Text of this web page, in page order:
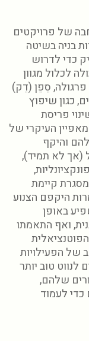
של פרויקטים
בניה בשיטה
כדי לדרוש
לכלול מגוון
סֵפֵן (דֵק)
כגון שיפוץ
פריסת
העיקרי של
והיקף
(אך לא תמיד),
קיימת
היקפם הצנוע
באופן
ואף התאמתו
של הפעילויות
לנווט טוב יותר
שלהם,
לעמוד